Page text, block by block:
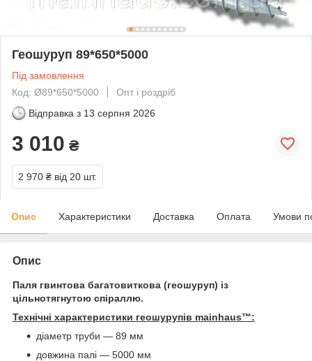
Геошуруп 89*650*5000
Під замовлення
Код: Ø89*650*5000
Опт і роздріб
Відправка з 13 серпня 2026
3 010 ₴
2 970 ₴ від 20 шт.
Опис Характеристики Доставка Оплата Умови
Опис
Паля гвинтова багатовиткова (геошуруп) із
цільнотягнутою спіраллю.
Технічні характеристики геошурупів mainhaus™:
діаметр труби — 89 мм
довжина палі — 5000 мм